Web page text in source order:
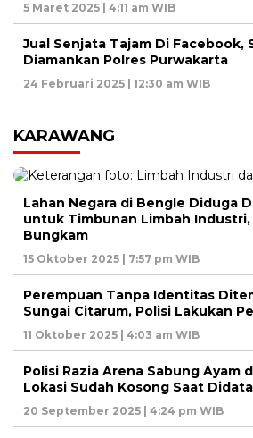
5 Maret 2025 | 4:11 am WIB
Jual Senjata Tajam Di Facebook,
Diamankan Polres Purwakarta
24 Februari 2025 | 12:30 am WIB
KARAWANG
Lahan Negara di Bengle Diduga
untuk Timbunan Limbah Industri,
Bungkam
15 Oktober 2025 | 7:57 pm WIB
Perempuan Tanpa Identitas
Sungai Citarum, Polisi Lakukan
11 Oktober 2025 | 4:03 am WIB
Polisi Razia Arena Sabung Ayam
Lokasi Sudah Kosong Saat
20 September 2025 | 4:24 pm WIB